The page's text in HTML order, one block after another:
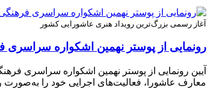
آغاز رسمی بزرگ‌ترین رویداد هنری عاشورایی کشور
رونمایی از پوستر نهمین اشکواره
آیین رونمایی از پوستر نهمین اشکواره سراسری
معارف عاشورا، فعالیت‌های اجرایی خود را به‌صورت